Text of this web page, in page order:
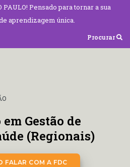
PAULO! Pensado para tornar a sua
aprendizagem única.
Procurar
Gestão de
(Regionais)
FALAR COM A FDC